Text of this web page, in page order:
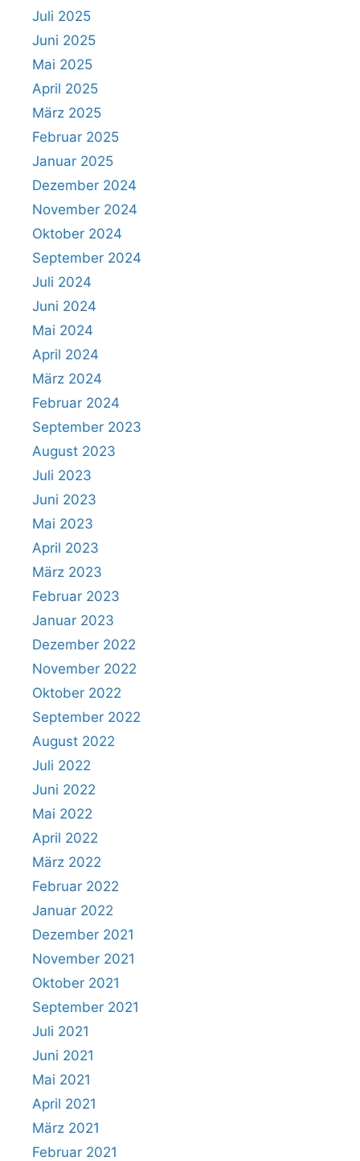
Juli 2025
Juni 2025
Mai 2025
April 2025
März 2025
Februar 2025
Januar 2025
Dezember 2024
November 2024
Oktober 2024
September 2024
Juli 2024
Juni 2024
Mai 2024
April 2024
März 2024
Februar 2024
September 2023
August 2023
Juli 2023
Juni 2023
Mai 2023
April 2023
März 2023
Februar 2023
Januar 2023
Dezember 2022
November 2022
Oktober 2022
September 2022
August 2022
Juli 2022
Juni 2022
Mai 2022
April 2022
März 2022
Februar 2022
Januar 2022
Dezember 2021
November 2021
Oktober 2021
September 2021
Juli 2021
Juni 2021
Mai 2021
April 2021
März 2021
Februar 2021